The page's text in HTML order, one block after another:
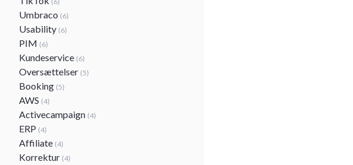
Umbraco (6)
Usability (6)
PIM (6)
Kundeservice (6)
Oversættelser (5)
Booking (5)
AWS (4)
Activecampaign (4)
ERP (4)
Affiliate (4)
Korrektur (4)